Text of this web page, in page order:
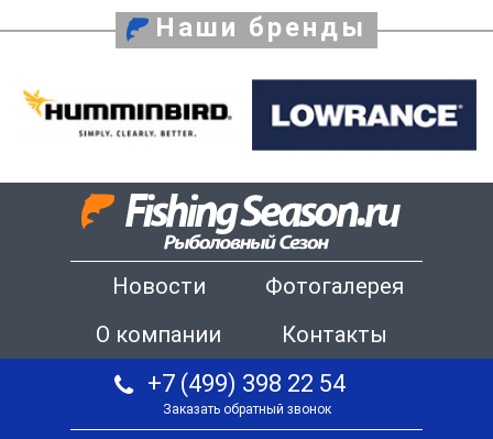
Наши бренды
Новости
Фотогалерея
О компании
Контакты
+7 (499) 398 22 54
Заказать обратный звонок